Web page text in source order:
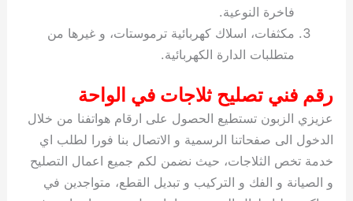
فاخرة النوعية.
مكثفات، اسلاك كهربائية ترموستات، و غيرها من
متطلبات الدارة الكهربائية.
رقم فني تصليح ثلاجات في الواحة
عزيزي الزبون تستطيع الحصول على ارقام هواتفنا من خلال
الدخول الى صفحاتنا الرسمية و الاتصال بنا فورا لطلب اي
خدمة تخص الثلاجات، حيث نضمن لكم جميع اعمال التصليح
و الصيانة و الفك و التركيب و تبديل القطع، متواجدين في